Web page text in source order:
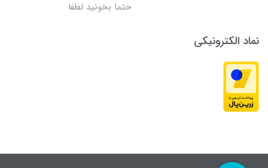
حتما بخونید لطفا
نماد الکترونیکی